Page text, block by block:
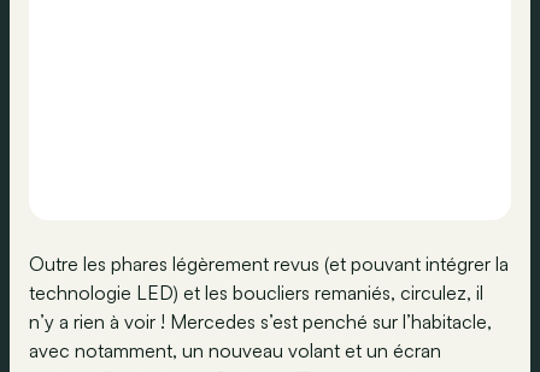
Outre les phares légèrement revus (et pouvant intégrer la
technologie LED) et les boucliers remaniés, circulez, il
n’y a rien à voir ! Mercedes s’est penché sur l’habitacle,
avec notamment, un nouveau volant et un écran